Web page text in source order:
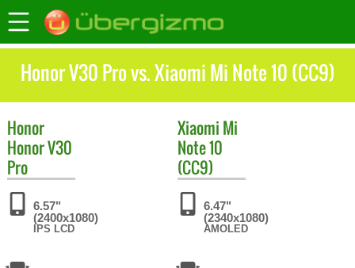
Honor V30 Pro vs. Xiaomi Mi Note 10 (CC9)
Honor
Honor V30
Pro
6.57"
(2400x1080)
IPS LCD
Xiaomi Mi
Note 10
(CC9)
6.47"
(2340x1080)
AMOLED